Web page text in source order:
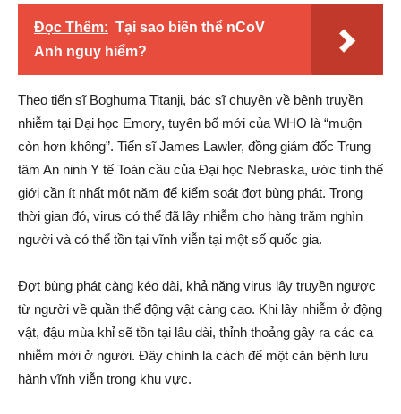
Đọc Thêm: Tại sao biến thể nCoV
Anh nguy hiểm?
Theo tiến sĩ Boghuma Titanji, bác sĩ chuyên về bệnh truyền
nhiễm tại Đại học Emory, tuyên bố mới của WHO là “muộn
còn hơn không”. Tiến sĩ James Lawler, đồng giám đốc Trung
tâm An ninh Y tế Toàn cầu của Đại học Nebraska, ước tính thế
giới cần ít nhất một năm để kiểm soát đợt bùng phát. Trong
thời gian đó, virus có thể đã lây nhiễm cho hàng trăm nghìn
người và có thể tồn tại vĩnh viễn tại một số quốc gia.
Đợt bùng phát càng kéo dài, khả năng virus lây truyền ngược
từ người về quần thể động vật càng cao. Khi lây nhiễm ở động
vật, đậu mùa khỉ sẽ tồn tại lâu dài, thỉnh thoảng gây ra các ca
nhiễm mới ở người. Đây chính là cách để một căn bệnh lưu
hành vĩnh viễn trong khu vực.